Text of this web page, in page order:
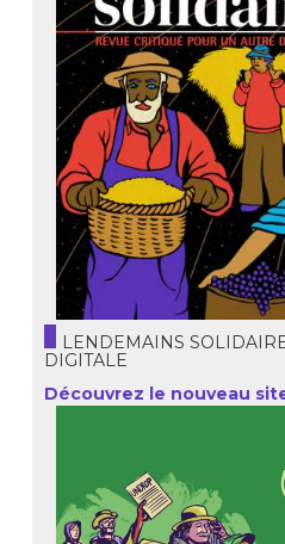
LENDEMAINS
DIGITALE
Découvrez le nouveau